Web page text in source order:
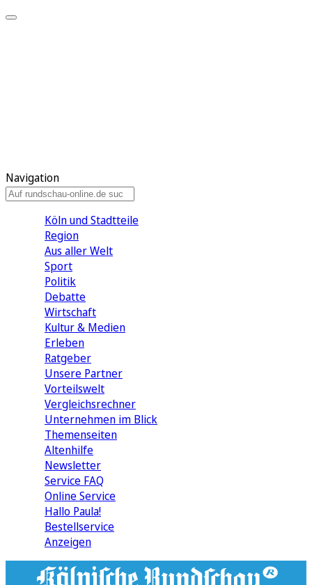
Navigation
Köln und Stadtteile
Region
Aus aller Welt
Sport
Politik
Debatte
Wirtschaft
Kultur & Medien
Erleben
Ratgeber
Unsere Partner
Vorteilswelt
Vergleichsrechner
Unternehmen im Blick
Themenseiten
Altenhilfe
Newsletter
Service FAQ
Online Service
Hallo Paula!
Bestellservice
Anzeigen